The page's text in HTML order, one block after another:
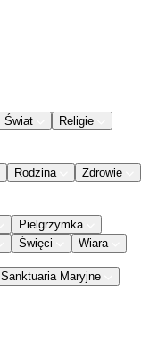
Świat
Religie
Rodzina
Zdrowie
Pielgrzymka
Święci Wiara
Sanktuaria Maryjne